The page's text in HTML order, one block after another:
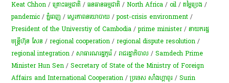
Keat Chhon /​គ្រោះ​ធម្មជាតិ /ធនធានធម្មជាតិ /North Africa /oil /តម្លៃ​ប្រេង​ /
pandemic /ភ្នំពេញ /ស្ថេរភាពនយោបាយ /post-crisis environment /
President of the Universtiy of Cambodia /prime minister/នាយករដ្ឋ
មន្ត្រីហ៊ុន សែន /regional cooperation /regional dispute resolution /
regional integration /សាធារណរដ្ឋ​កូរ៉េ​ /​រាជរដ្ឋាភិបាល /Samdech Prime
Minister Hun Sen /Secretary of State of the Ministry of Foreign
Affairs and International Cooperation /ប្រទេស សាំងហ្គាពួរ /Surin